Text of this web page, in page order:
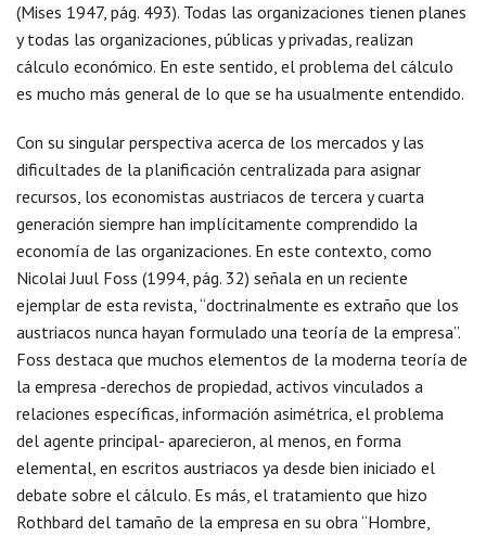
(Mises 1947, pág. 493). Todas las organizaciones tienen planes
y todas las organizaciones, públicas y privadas, realizan
cálculo económico. En este sentido, el problema del cálculo
es mucho más general de lo que se ha usualmente entendido.
Con su singular perspectiva acerca de los mercados y las
dificultades de la planificación centralizada para asignar
recursos, los economistas austriacos de tercera y cuarta
generación siempre han implícitamente comprendido la
economía de las organizaciones. En este contexto, como
Nicolai Juul Foss (1994, pág. 32) señala en un reciente
ejemplar de esta revista, “doctrinalmente es extraño que los
austriacos nunca hayan formulado una teoría de la empresa”.
Foss destaca que muchos elementos de la moderna teoría de
la empresa -derechos de propiedad, activos vinculados a
relaciones específicas, información asimétrica, el problema
del agente principal- aparecieron, al menos, en forma
elemental, en escritos austriacos ya desde bien iniciado el
debate sobre el cálculo. Es más, el tratamiento que hizo
Rothbard del tamaño de la empresa en su obra “Hombre,